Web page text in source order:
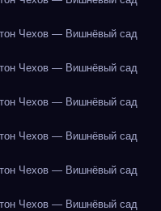
Чехов — Вишнёвый сад
Чехов — Вишнёвый сад
Чехов — Вишнёвый сад
Чехов — Вишнёвый сад
Чехов — Вишнёвый сад
Чехов — Вишнёвый сад